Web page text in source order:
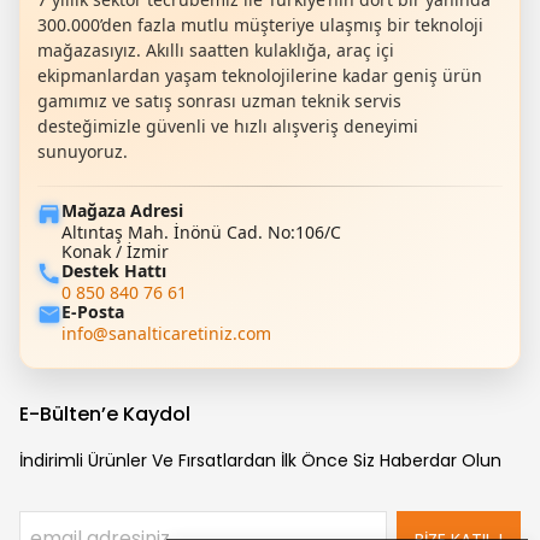
300.000’den fazla mutlu müşteriye ulaşmış bir teknoloji
mağazasıyız. Akıllı saatten kulaklığa, araç içi
ekipmanlardan yaşam teknolojilerine kadar geniş ürün
gamımız ve satış sonrası uzman teknik servis
desteğimizle güvenli ve hızlı alışveriş deneyimi
sunuyoruz.
Mağaza Adresi
Altıntaş Mah. İnönü Cad. No:106/C
Konak / İzmir
Destek Hattı
0 850 840 76 61
E-Posta
info@sanalticaretiniz.com
E-Bülten’e Kaydol
İndirimli Ürünler Ve Fırsatlardan İlk Önce Siz Haberdar Olun